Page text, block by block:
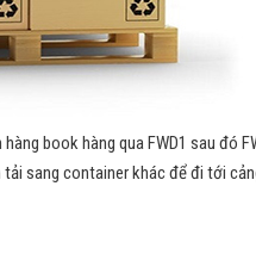
book hàng qua FWD1 sau đó
tải sang container khác để đi tới